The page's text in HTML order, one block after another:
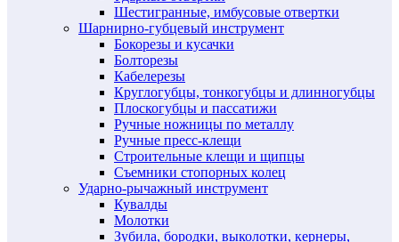
Шестигранные, имбусовые отвертки
Шарнирно-губцевый инструмент
Бокорезы и кусачки
Болторезы
Кабелерезы
Круглогубцы, тонкогубцы и длинногубцы
Плоскогубцы и пассатижи
Ручные ножницы по металлу
Ручные пресс-клещи
Строительные клещи и щипцы
Съемники стопорных колец
Ударно-рычажный инструмент
Кувалды
Молотки
Зубила, бородки, выколотки, кернеры,